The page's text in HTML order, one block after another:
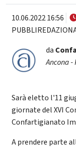
10.06.2022 16:56
da
Ancona -
Sarà eletto l'11
giornate del XVI
Confartigianato
A prendere parte